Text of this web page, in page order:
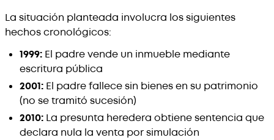
La situación planteada involucra los siguientes
hechos cronológicos:
1999: El padre vende un inmueble mediante
escritura pública
2001: El padre fallece sin bienes en su patrimonio
(no se tramitó sucesión)
2010: La presunta heredera obtiene sentencia que
declara nula la venta por simulación